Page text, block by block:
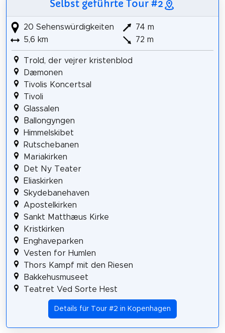
Selbst geführte Tour #2
20 Sehenswürdigkeiten
5,6 km
74 m
72 m
Trold, der vejrer kristenblod
Dæmonen
Tivolis Koncertsal
Tivoli
Glassalen
Ballongyngen
Himmelskibet
Rutschebanen
Mariakirken
Det Ny Teater
Eliaskirken
Skydebanehaven
Apostelkirken
Sankt Matthæus Kirke
Kristkirken
Enghaveparken
Vesten for Humlen
Thors Kampf mit den Riesen
Bakkehusmuseet
Teatret Ved Sorte Hest
Details für Tour #2 in Kopenhagen